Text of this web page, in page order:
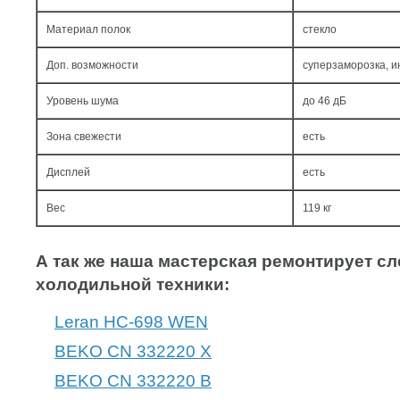
Материал полок стекло
Доп. возможности суперзаморозка,
Уровень шума до 46 дБ
Зона свежести есть
Дисплей есть
Вес 119 кг
А так же наша мастерская ремонтирует
холодильной техники:
Leran HC-698 WEN
BEKO CN 332220 X
BEKO CN 332220 B